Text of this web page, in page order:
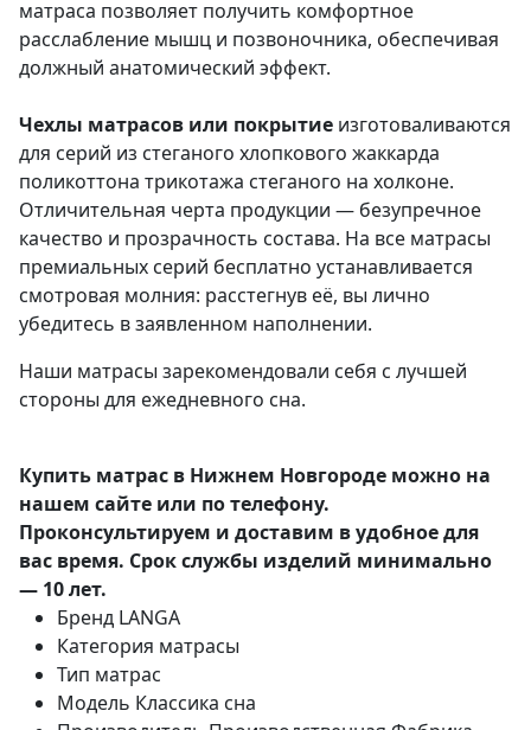
матраса позволяет получить комфортное
расслабление мышц и позвоночника, обеспечивая
должный анатомический эффект.
Чехлы матрасов или покрытие изготоваливаются
для серий из стеганого хлопкового жаккарда
поликоттона трикотажа стеганого на холконе.
Отличительная черта продукции — безупречное
качество и прозрачность состава. На все матрасы
премиальных серий бесплатно устанавливается
смотровая молния: расстегнув её, вы лично
убедитесь в заявленном наполнении.
Наши матрасы зарекомендовали себя с лучшей
стороны для ежедневного сна.
Купить матрас в Нижнем Новгороде можно на
нашем сайте или по телефону.
Проконсультируем и доставим в удобное для
вас время. Срок службы изделий минимально
— 10 лет.
Бренд LANGA
Категория матрасы
Тип матрас
Модель Классика сна